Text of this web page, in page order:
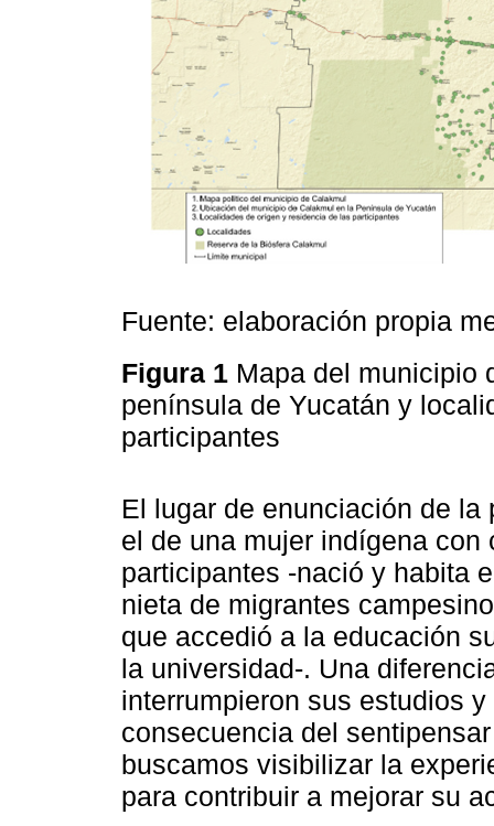
Fuente: elaboración propia
Figura 1 Mapa del municipio
península de Yucatán y
participantes
El lugar de enunciación de
el de una mujer indígena
participantes -nació y habita
nieta de migrantes
que accedió a la educación
la universidad-. Una
interrumpieron sus estudios
consecuencia del
buscamos visibilizar la
para contribuir a mejorar su